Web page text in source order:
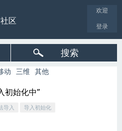
欢迎
登录
区
搜索
动 三维 其他
初始化中”
导入 导入初始化